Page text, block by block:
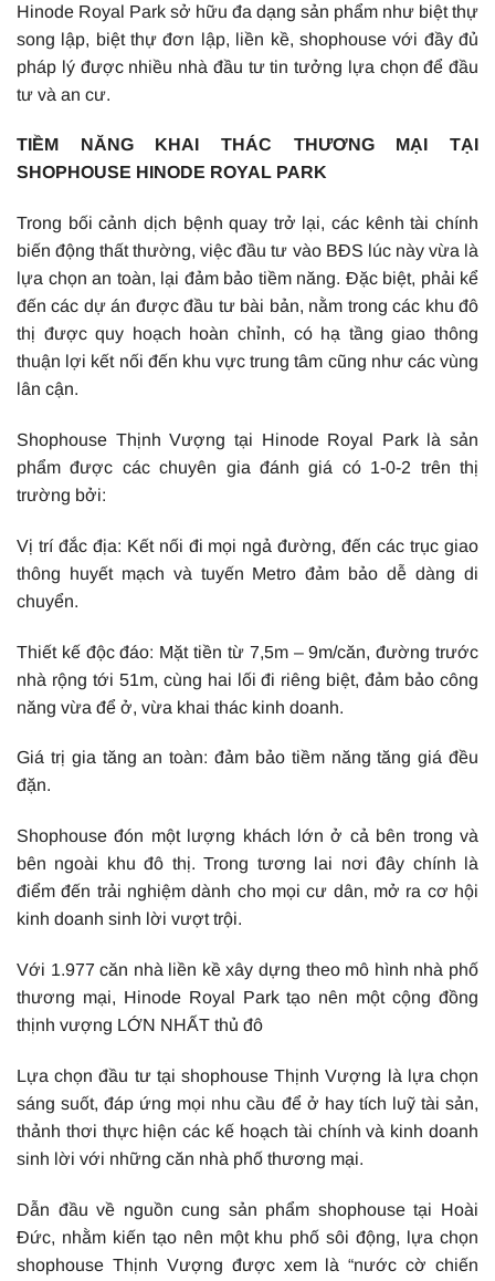
Hinode Royal Park sở hữu đa dạng sản phẩm như biệt thự
song lập, biệt thự đơn lập, liền kề, shophouse với đầy đủ
pháp lý được nhiều nhà đầu tư tin tưởng lựa chọn để đầu
tư và an cư.
TIỀM NĂNG KHAI THÁC THƯƠNG MẠI TẠI
SHOPHOUSE HINODE ROYAL PARK
Trong bối cảnh dịch bệnh quay trở lại, các kênh tài chính
biến động thất thường, việc đầu tư vào BĐS lúc này vừa là
lựa chọn an toàn, lại đảm bảo tiềm năng. Đặc biệt, phải kể
đến các dự án được đầu tư bài bản, nằm trong các khu đô
thị được quy hoạch hoàn chỉnh, có hạ tầng giao thông
thuận lợi kết nối đến khu vực trung tâm cũng như các vùng
lân cận.
Shophouse Thịnh Vượng tại Hinode Royal Park là sản
phẩm được các chuyên gia đánh giá có 1-0-2 trên thị
trường bởi:
Vị trí đắc địa: Kết nối đi mọi ngả đường, đến các trục giao
thông huyết mạch và tuyến Metro đảm bảo dễ dàng di
chuyển.
Thiết kế độc đáo: Mặt tiền từ 7,5m – 9m/căn, đường trước
nhà rộng tới 51m, cùng hai lối đi riêng biệt, đảm bảo công
năng vừa để ở, vừa khai thác kinh doanh.
Giá trị gia tăng an toàn: đảm bảo tiềm năng tăng giá đều
đặn.
Shophouse đón một lượng khách lớn ở cả bên trong và
bên ngoài khu đô thị. Trong tương lai nơi đây chính là
điểm đến trải nghiệm dành cho mọi cư dân, mở ra cơ hội
kinh doanh sinh lời vượt trội.
Với 1.977 căn nhà liền kề xây dựng theo mô hình nhà phố
thương mại, Hinode Royal Park tạo nên một cộng đồng
thịnh vượng LỚN NHẤT thủ đô
Lựa chọn đầu tư tại shophouse Thịnh Vượng là lựa chọn
sáng suốt, đáp ứng mọi nhu cầu để ở hay tích luỹ tài sản,
thảnh thơi thực hiện các kế hoạch tài chính và kinh doanh
sinh lời với những căn nhà phố thương mại.
Dẫn đầu về nguồn cung sản phẩm shophouse tại Hoài
Đức, nhằm kiến tạo nên một khu phố sôi động, lựa chọn
shophouse Thịnh Vượng được xem là “nước cờ chiến